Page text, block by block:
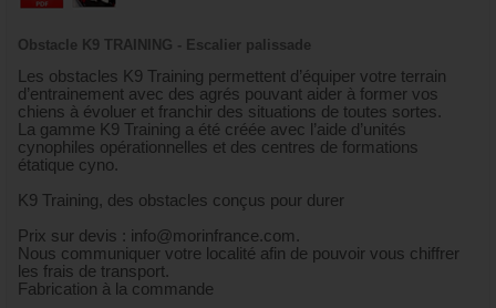
Obstacle K9 TRAINING - Escalier palissade
Les obstacles K9 Training permettent d’équiper votre terrain
d’entrainement avec des agrés pouvant aider à former vos
chiens à évoluer et franchir des situations de toutes sortes.
La gamme K9 Training a été créée avec l’aide d’unités
cynophiles opérationnelles et des centres de formations
étatique cyno.
K9 Training, des obstacles conçus pour durer
Prix sur devis : info@morinfrance.com.
Nous communiquer votre localité afin de pouvoir vous chiffrer
les frais de transport.
Fabrication à la commande